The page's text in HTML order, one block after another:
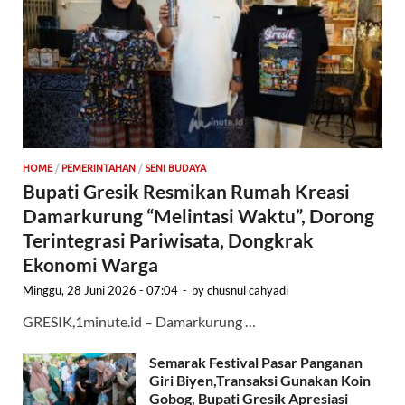
HOME / PEMERINTAHAN / SENI BUDAYA
Bupati Gresik Resmikan Rumah Kreasi
Damarkurung “Melintasi Waktu”, Dorong
Terintegrasi Pariwisata, Dongkrak
Ekonomi Warga
Minggu, 28 Juni 2026 - 07:04 - bychusnul cahyadi
GRESIK,1minute.id – Damarkurung …
Semarak Festival Pasar Panganan
Giri Biyen,Transaksi Gunakan Koin
Gobog, Bupati Gresik Apresiasi